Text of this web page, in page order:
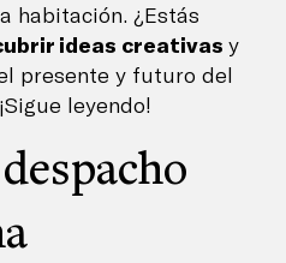
habitación. ¿Estás
ideas creativas y
presente y futuro del
leyendo!